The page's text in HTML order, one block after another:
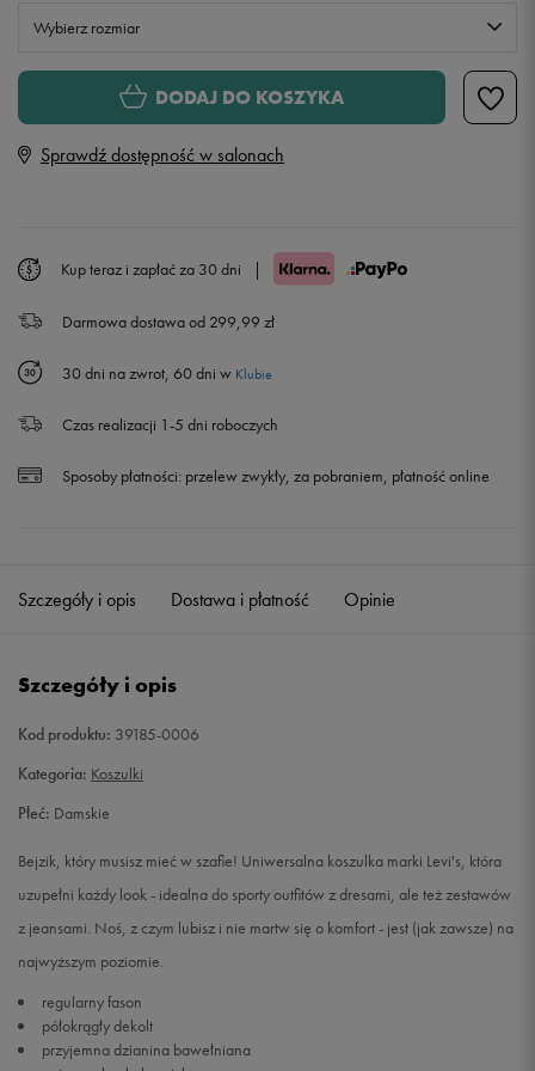
Wybierz rozmiar
S
Powiadom o dostępności
DODAJ DO KOSZYKA
Sprawdź dostępność w salonach
Kup teraz i zapłać za 30 dni |
Darmowa dostawa od 299,99 zł
30 dni na zwrot, 60 dni w Klubie
Czas realizacji 1-5 dni roboczych
Sposoby płatności: przelew zwykły, za pobraniem, płatność online
Szczegóły i opis Dostawa i płatność Opinie
Szczegóły i opis
Kod produktu: 39185-0006
Kategoria: Koszulki
Płeć: Damskie
Bejzik, który musisz mieć w szafie! Uniwersalna koszulka marki Levi's, która
uzupełni każdy look - idealna do sporty outfitów z dresami, ale też zestawów
z jeansami. Noś, z czym lubisz i nie martw się o komfort - jest (jak zawsze) na
najwyższym poziomie.
regularny fason
półokrągły dekolt
przyjemna dzianina bawełniana